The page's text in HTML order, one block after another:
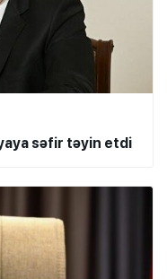
səfir təyin etdi